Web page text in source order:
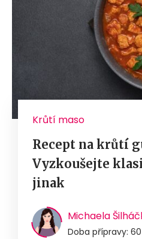
Krůtí maso
Recept na krůtí
Vyzkoušejte
jinak
Michaela
Doba přípravy: